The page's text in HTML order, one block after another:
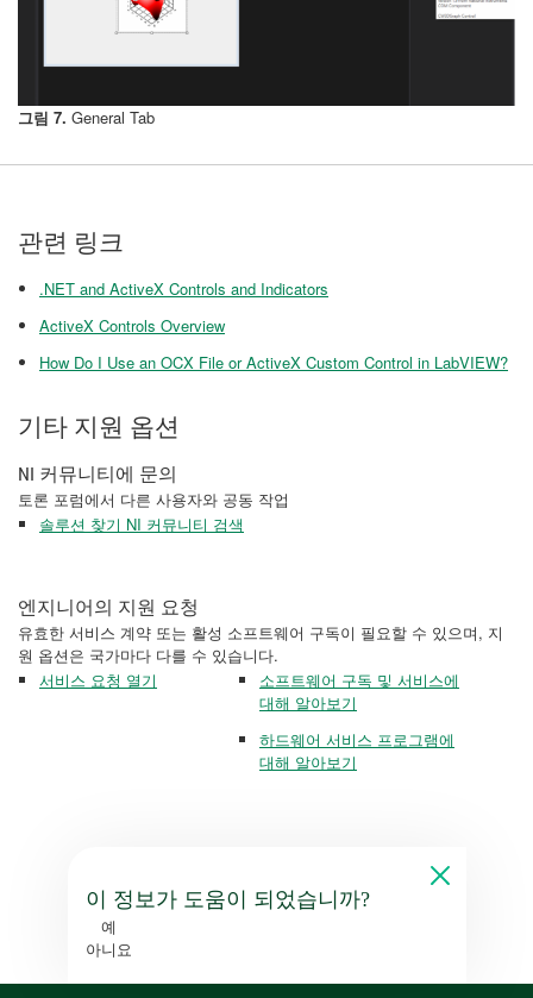
그림 7. General Tab
관련 링크
.NET and ActiveX Controls and Indicators
ActiveX Controls Overview
How Do I Use an OCX File or ActiveX Custom Control in LabVIEW?
기타 지원 옵션
NI 커뮤니티에 문의
토론 포럼에서 다른 사용자와 공동 작업
솔루션 찾기 NI 커뮤니티 검색
엔지니어의 지원 요청
유효한 서비스 계약 또는 활성 소프트웨어 구독이 필요할 수 있으며, 지
원 옵션은 국가마다 다를 수 있습니다.
서비스 요청 열기
소프트웨어 구독 및 서비스에
대해 알아보기
하드웨어 서비스 프로그램에
대해 알아보기
이 정보가 도움이 되었습니까?
예
아니요